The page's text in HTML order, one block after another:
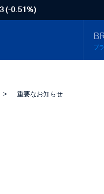
ブ
重要なお知らせ